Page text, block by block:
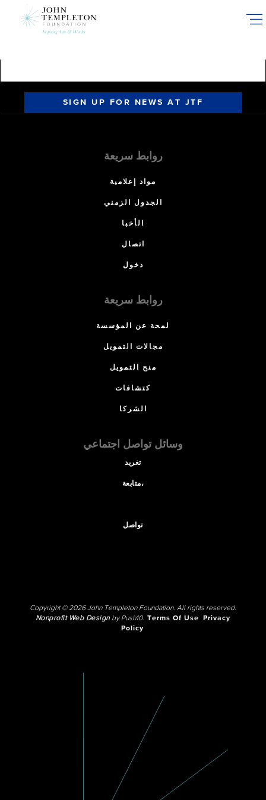
SIGN UP FOR NEWS AT JTF
روابط سريعة
مواد إعلامية
الجدول الزمني
الأخبا
اتصال
دخول
روابط سريعة
لمحة عن المؤسسة
مجالات التمويل
منح التمويل
كتشافات
الشركا
وسائل تواصل اجتماعي
تغريد
متابعة،
تواصل
Copyright © 2026 John Templeton Foundation. All rights reserved.
Nonprofit Web Designby Push10. Terms Of Use
Privacy
Policy